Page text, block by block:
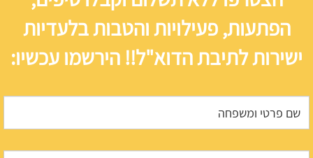
הפתעות, פעילויות והטבות בלעדיות
ישירות לתיבת הדוא"ל!! הירשמו עכשיו: